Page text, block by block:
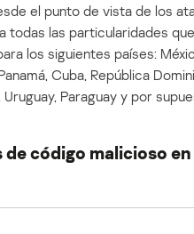
el punto de vista de los
todas las particularidades
los siguientes países:
Cuba, República
Paraguay y por
código malicioso